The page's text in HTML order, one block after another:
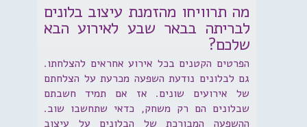
מה תרוויחו מהזמנת עיצוב בלונים
לבריתה בבאר שבע לאירוע הבא
שלכם?
הפרטים הקטנים בכל אירוע אחראים להצלחתו.
גם לבלונים נודעת השפעה מכרעת על הצלחתם
של אירועים שונים. אז אם תמיד חשבתם
שבלונים הם רק משחק, כדאי שתחשבו שוב.
ההשפעה המבורכת של הבלונים על עיצוב